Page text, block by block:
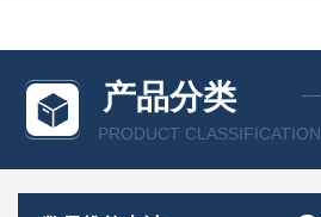
产品分类
PRODUCT CLASSIFICATION